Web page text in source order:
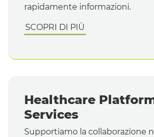
rapidamente informazioni.
SCOPRI DI PIÙ
Healthcare
Services
Supportiamo la collaborazione